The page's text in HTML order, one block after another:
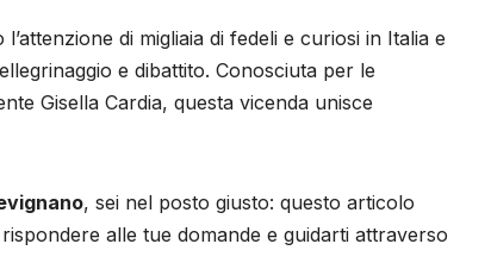
di migliaia di fedeli e curiosi in Italia e
e dibattito. Conosciuta per le
Gisella Cardia, questa vicenda unisce
, sei nel posto giusto: questo articolo
alle tue domande e guidarti attraverso